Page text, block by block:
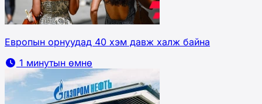
Европын орнуудад 40 хэм давж халж байна
1 минутын өмнө